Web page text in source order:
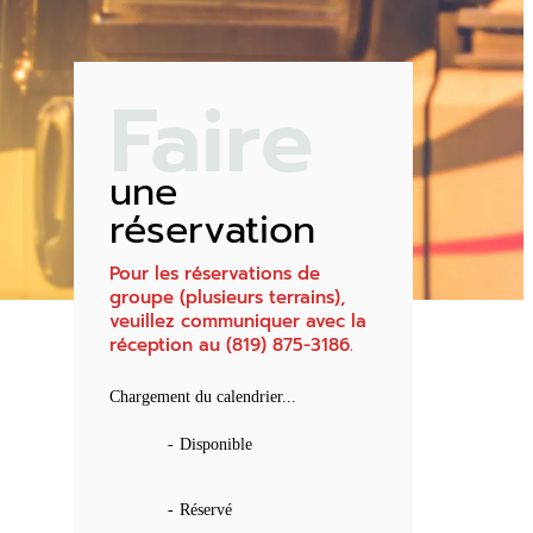
Faire
une
réservation
Pour les réservations de
groupe (plusieurs terrains),
veuillez communiquer avec la
réception au (819) 875-3186.
Chargement du calendrier...
- Disponible
- Réservé